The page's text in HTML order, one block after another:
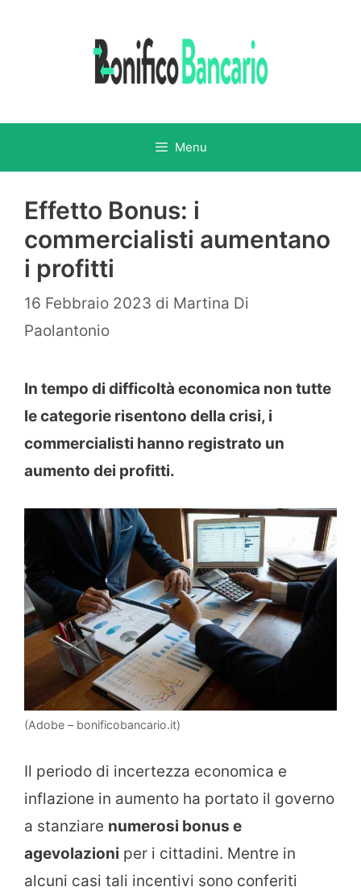
Menu
Effetto Bonus: i
commercialisti aumentano
i profitti
16 Febbraio 2023 di Martina Di
Paolantonio
In tempo di difficoltà economica non tutte
le categorie risentono della crisi, i
commercialisti hanno registrato un
aumento dei profitti.
(Adobe – bonificobancario.it)
Il periodo di incertezza economica e
inflazione in aumento ha portato il governo
a stanziare numerosi bonus e
agevolazioni per i cittadini. Mentre in
alcuni casi tali incentivi sono conferiti